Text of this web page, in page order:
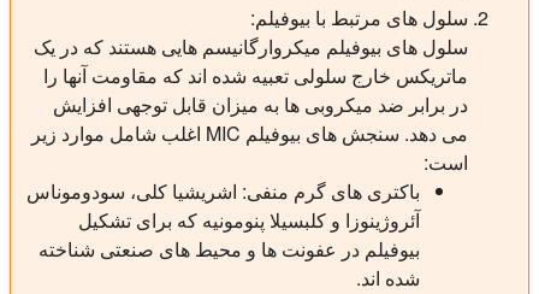
سلول های مرتبط با بیوفیلم:
سلول های بیوفیلم میکروارگانیسم هایی هستند که در یک
ماتریکس خارج سلولی تعبیه شده اند که مقاومت آنها را
در برابر ضد میکروبی ها به میزان قابل توجهی افزایش
می دهد. سنجش های بیوفیلم MIC اغلب شامل موارد زیر
است:
باکتری های گرم منفی: اشریشیا کلی، سودوموناس
آئروژینوزا و کلبسیلا پنومونیه که برای تشکیل
بیوفیلم در عفونت ها و محیط های صنعتی شناخته
شده اند.